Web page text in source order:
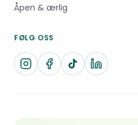
Åpen & ærlig
FØLG OSS